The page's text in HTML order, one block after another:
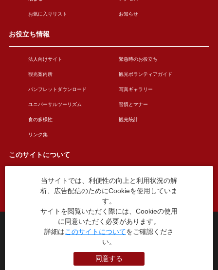
お気に入りリスト お知らせ
お役立ち情報
法人向けサイト 緊急時のお役立ち
観光案内所 観光ボランティアガイド
パンフレットダウンロード 写真ギャラリー
ユニバーサルツーリズム 習慣とマナー
食の多様性 観光統計
リンク集
このサイトについて
このサイトについて 広告掲載について
お問い合わせ
台東区役所観光課
〒110-8615 東京都台東区東上野4丁目5番6号
TEL：03-5246-1151
本WEBサイトに掲就されている全データについて無断転載・引用を禁じます。
当サイトでは、利便性の向上と利用状況の解
析、広告配信のためにCookieを使用していま
す。
サイトを閲覧いただく際には、Cookieの使用
に同意いただく必要があります。
詳細はこのサイトについてをご確認くださ
い。
同意する